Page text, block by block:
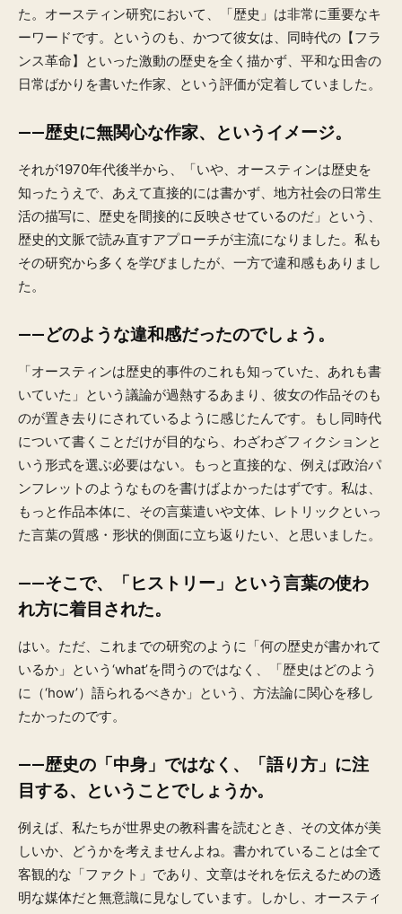
た。オースティン研究において、「歴史」は非常に重要なキ
ーワードです。というのも、かつて彼女は、同時代の【フラ
ンス革命】といった激動の歴史を全く描かず、平和な田舎の
日常ばかりを書いた作家、という評価が定着していました。
——歴史に無関心な作家、というイメージ。
それが1970年代後半から、「いや、オースティンは歴史を
知ったうえで、あえて直接的には書かず、地方社会の日常生
活の描写に、歴史を間接的に反映させているのだ」という、
歴史的文脈で読み直すアプローチが主流になりました。私も
その研究から多くを学びましたが、一方で違和感もありまし
た。
——どのような違和感だったのでしょう。
「オースティンは歴史的事件のこれも知っていた、あれも書
いていた」という議論が過熱するあまり、彼女の作品そのも
のが置き去りにされているように感じたんです。もし同時代
について書くことだけが目的なら、わざわざフィクションと
いう形式を選ぶ必要はない。もっと直接的な、例えば政治パ
ンフレットのようなものを書けばよかったはずです。私は、
もっと作品本体に、その言葉遣いや文体、レトリックといっ
た言葉の質感・形状的側面に立ち返りたい、と思いました。
——そこで、「ヒストリー」という言葉の使わ
れ方に着目された。
はい。ただ、これまでの研究のように「何の歴史が書かれて
いるか」という‘what’を問うのではなく、「歴史はどのよう
に（‘how’）語られるべきか」という、方法論に関心を移し
たかったのです。
——歴史の「中身」ではなく、「語り方」に注
目する、ということでしょうか。
例えば、私たちが世界史の教科書を読むとき、その文体が美
しいか、どうかを考えませんよね。書かれていることは全て
客観的な「ファクト」であり、文章はそれを伝えるための透
明な媒体だと無意識に見なしています。しかし、オースティ